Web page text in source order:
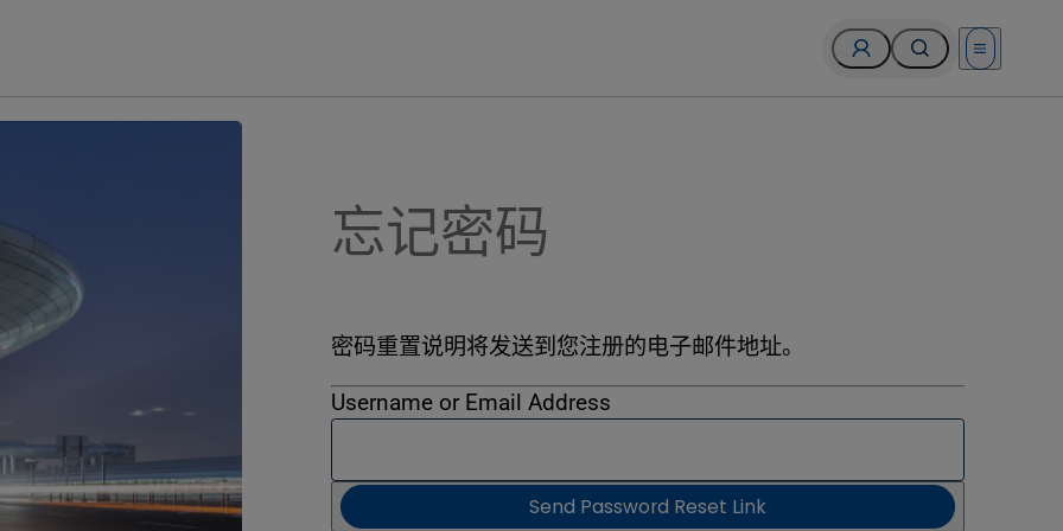
Open menu
忘记密码
密码重置说明将发送到您注册的电子邮件地址。
Username or Email Address
Send Password Reset Link